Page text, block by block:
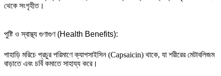
থেকে সংগৃহীত।
পুষ্টি ও স্বাস্থ্য গুণাগুণ (Health Benefits):
পাহাড়ি মরিচে প্রচুর পরিমাণে ক্যাপসাইসিন (Capsaicin) থাকে, যা শরীরের মেটাবলিজম
বাড়াতে এবং চর্বি কমাতে সাহায্য করে।